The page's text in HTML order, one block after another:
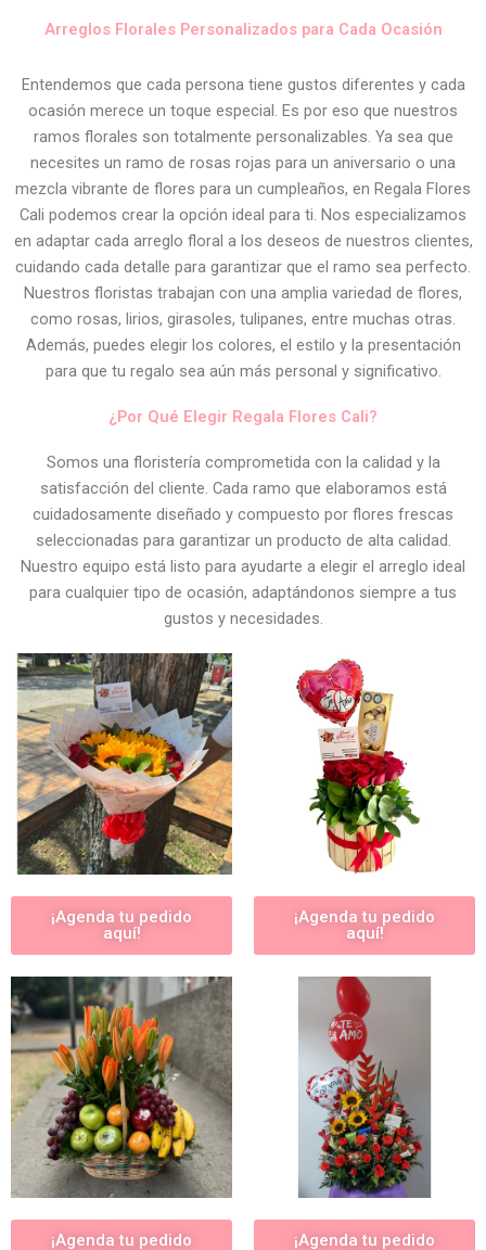
Arreglos Florales Personalizados para Cada Ocasión
Entendemos que cada persona tiene gustos diferentes y cada
ocasión merece un toque especial. Es por eso que nuestros
ramos florales son totalmente personalizables. Ya sea que
necesites un ramo de rosas rojas para un aniversario o una
mezcla vibrante de flores para un cumpleaños, en Regala Flores
Cali podemos crear la opción ideal para ti. Nos especializamos
en adaptar cada arreglo floral a los deseos de nuestros clientes,
cuidando cada detalle para garantizar que el ramo sea perfecto.
Nuestros floristas trabajan con una amplia variedad de flores,
como rosas, lirios, girasoles, tulipanes, entre muchas otras.
Además, puedes elegir los colores, el estilo y la presentación
para que tu regalo sea aún más personal y significativo.
¿Por Qué Elegir Regala Flores Cali?
Somos una floristería comprometida con la calidad y la
satisfacción del cliente. Cada ramo que elaboramos está
cuidadosamente diseñado y compuesto por flores frescas
seleccionadas para garantizar un producto de alta calidad.
Nuestro equipo está listo para ayudarte a elegir el arreglo ideal
para cualquier tipo de ocasión, adaptándonos siempre a tus
gustos y necesidades.
¡Agenda tu pedido
aquí!
¡Agenda tu pedido
aquí!
¡Agenda tu pedido
¡Agenda tu pedido